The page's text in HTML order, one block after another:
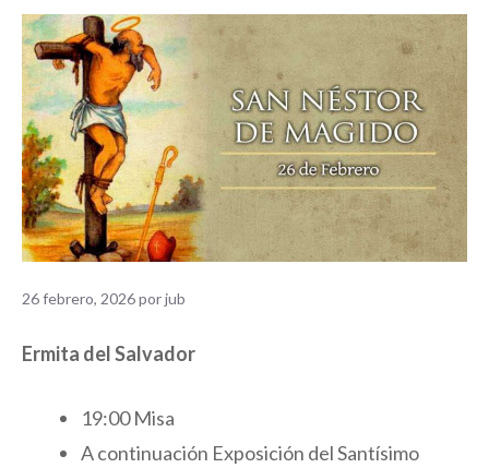
26 febrero, 2026porjub
Ermita del Salvador
19:00 Misa
A continuación Exposición del Santísimo